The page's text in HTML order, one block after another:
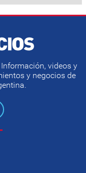
videos y
y negocios de